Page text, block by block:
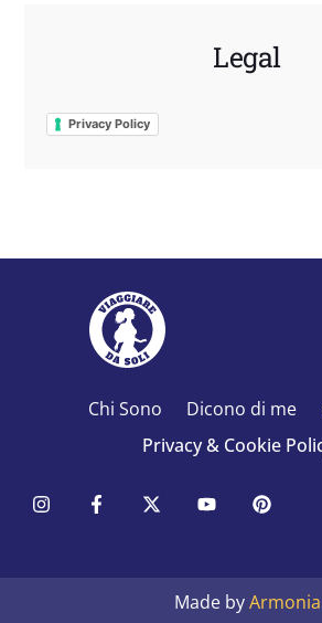
Legal
Privacy Policy
Chi Sono Dicono di me
Privacy & Cookie
Made byArmonia